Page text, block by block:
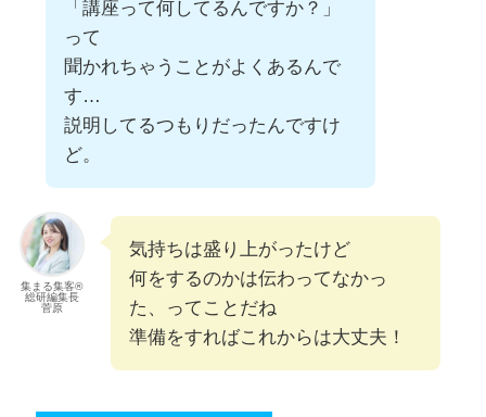
「講座って何してるんですか？」
って
聞かれちゃうことがよくあるんで
す…
説明してるつもりだったんですけ
ど。
集まる集客®︎
総研編集長
菅原
気持ちは盛り上がったけど
何をするのかは伝わってなかっ
た、ってことだね
準備をすればこれからは大丈夫！